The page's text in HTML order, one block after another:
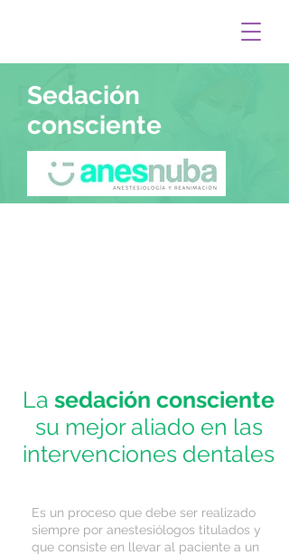
Sedación
consciente
La sedación consciente
su mejor aliado en las
intervenciones dentales
Es un proceso que debe ser realizado
siempre por anestesiólogos titulados y
que consiste en llevar al paciente a un